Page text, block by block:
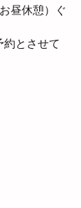
昼休憩）ぐ
とさせて